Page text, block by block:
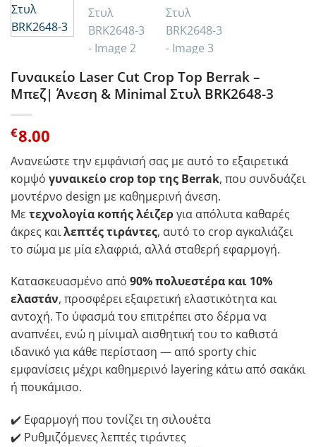
Γυναικείο Laser Cut Crop Top Berrak –
Μπεζ| Άνεση & Minimal Στυλ BRK2648-3
€8.00
Ανανεώστε την εμφάνισή σας με αυτό το εξαιρετικά
κομψό γυναικείο crop top της Berrak, που συνδυάζει
μοντέρνο design με καθημερινή άνεση.
Με τεχνολογία κοπής λέιζεργια απόλυτα καθαρές
άκρες καιλεπτές τιράντες, αυτό το crop αγκαλιάζει
το σώμα με μία ελαφριά, αλλά σταθερή εφαρμογή.
Κατασκευασμένο από 90% πολυεστέρα και 10%
ελαστάν, προσφέρει εξαιρετική ελαστικότητα και
αντοχή. Το ύφασμά του επιτρέπει στο δέρμα να
αναπνέει, ενώ η μίνιμαλ αισθητική του το καθιστά
ιδανικό για κάθε περίσταση — από sporty chic
εμφανίσεις μέχρι καθημερινό layering κάτω από σακάκι
ή πουκάμισο.
✔️ Εφαρμογή που τονίζει τη σιλουέτα
✔️ Ρυθμιζόμενες λεπτές τιράντες